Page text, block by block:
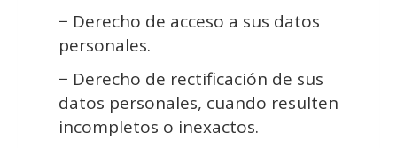
− Derecho de acceso a sus datos
personales.
− Derecho de rectificación de sus
datos personales, cuando resulten
incompletos o inexactos.